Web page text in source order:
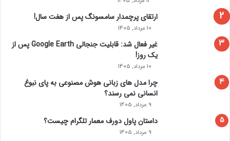
ارتقای پرچمدار سامسونگ پس از هفت سال!
10 مرداد, 1405
غیر فعال شد: قابلیت جنجالی Google Earth پس از
یک روز!
10 مرداد, 1405
چرا مدل‌ های زبانی هوش مصنوعی به پای نبوغ
انسانی نمی‌ رسند؟
9 مرداد, 1405
داستان پاول دورف معمار تلگرام چیست؟
9 مرداد, 1405